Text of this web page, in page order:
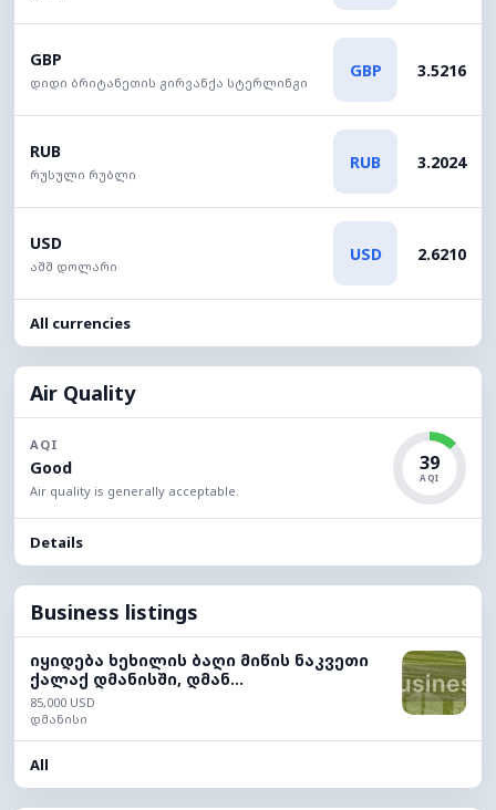
GBP
დიდი ბრიტანეთის გირვანქა სტერლინგი
GBP 3.5216
RUB
რუსული რუბლი
RUB 3.2024
USD
აშშ დოლარი
USD 2.6210
All currencies
Air Quality
AQI
Good
Air quality is generally acceptable.
39
AQI
Details
Business listings
იყიდება ხეხილის ბაღი მიწის ნაკვეთი
ქალაქ დმანისში, დმან...
85,000 USD
დმანისი
All